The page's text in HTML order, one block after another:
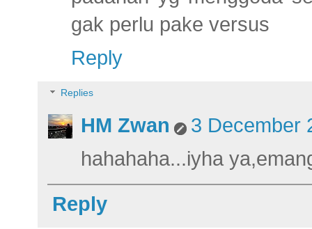
gak perlu pake versus
Reply
Replies
HM Zwan
3 December
hahahaha...iyha
Reply